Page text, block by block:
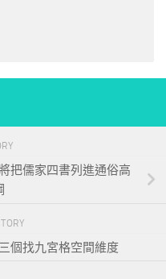
把儒家四書列進通俗高
個找九宮格空間維度